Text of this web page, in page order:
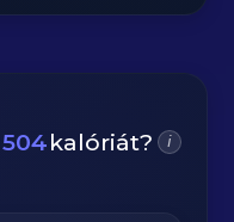
504kalóriát? i